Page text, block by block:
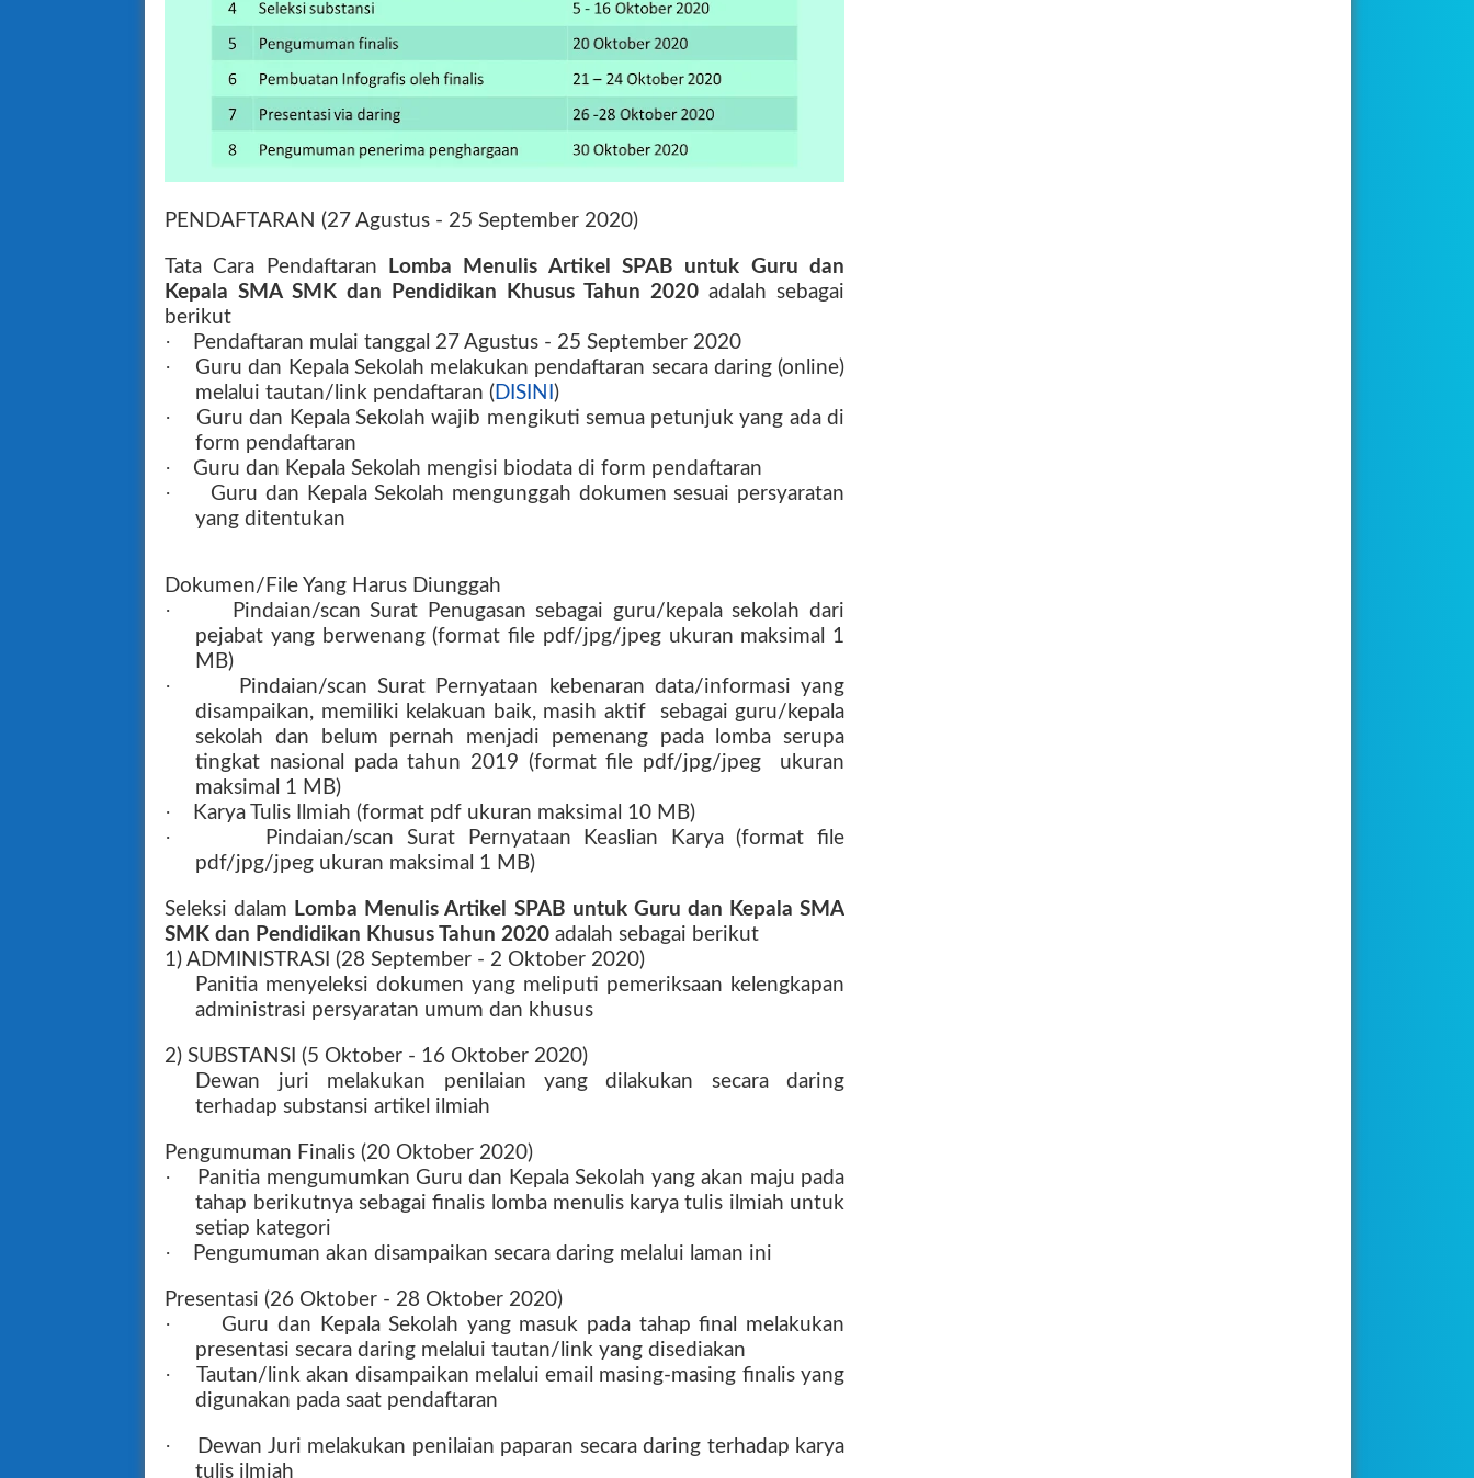
PENDAFTARAN (27 Agustus - 25 September 2020)
Tata Cara Pendaftaran
Lomba Menulis Artikel SPAB untuk Guru dan
Kepala SMA SMK dan Pendidikan Khusus Tahun 2020 adalah sebagai
berikut
· Pendaftaran mulai tanggal 27 Agustus - 25 September 2020
·
Guru dan Kepala Sekolah melakukan pendaftaran secara daring (online)
melalui tautan/link pendaftaran ( DISINI )
·
Guru dan Kepala Sekolah wajib mengikuti semua petunjuk yang ada di
form pendaftaran
· Guru dan Kepala Sekolah mengisi biodata di form pendaftaran
·
Guru dan Kepala Sekolah mengunggah dokumen sesuai persyaratan
yang ditentukan
Dokumen/File Yang Harus Diunggah
·
Pindaian/scan Surat Penugasan sebagai guru/kepala sekolah dari
pejabat yang berwenang (format file pdf/jpg/jpeg ukuran maksimal 1
MB)
·
Pindaian/scan Surat Pernyataan kebenaran data/informasi yang
disampaikan, memiliki kelakuan baik, masih aktif
sebagai guru/kepala
sekolah dan belum pernah menjadi pemenang pada lomba serupa
tingkat nasional pada tahun 2019 (format file pdf/jpg/jpeg
ukuran
maksimal 1 MB)
· Karya Tulis Ilmiah (format pdf ukuran maksimal 10 MB)
·
Pindaian/scan Surat Pernyataan Keaslian Karya (format file
pdf/jpg/jpeg ukuran maksimal 1 MB)
Seleksi dalam Lomba Menulis Artikel SPAB untuk Guru dan Kepala SMA
SMK dan Pendidikan Khusus Tahun 2020 adalah sebagai berikut
1) ADMINISTRASI (28 September - 2 Oktober 2020)
Panitia menyeleksi dokumen yang meliputi pemeriksaan kelengkapan
administrasi persyaratan umum dan khusus
2) SUBSTANSI (5 Oktober - 16 Oktober 2020)
Dewan juri melakukan penilaian yang dilakukan secara daring
terhadap substansi artikel ilmiah
Pengumuman Finalis (20 Oktober 2020)
·
Panitia mengumumkan Guru dan Kepala Sekolah yang akan maju pada
tahap berikutnya sebagai finalis lomba menulis karya tulis ilmiah untuk
setiap kategori
· Pengumuman akan disampaikan secara daring melalui laman ini
Presentasi (26 Oktober - 28 Oktober 2020)
·
Guru dan Kepala Sekolah yang masuk pada tahap final melakukan
presentasi secara daring melalui tautan/link yang disediakan
·
Tautan/link akan disampaikan melalui email masing-masing finalis yang
digunakan pada saat pendaftaran
·
Dewan Juri melakukan penilaian paparan secara daring terhadap karya
tulis ilmiah